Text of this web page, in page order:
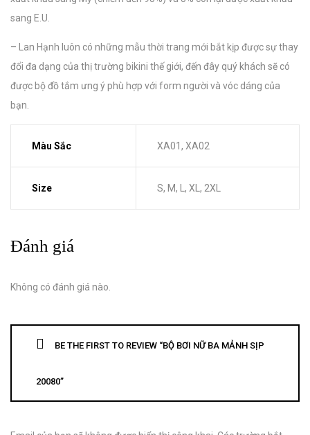
sang E.U.
– Lan Hạnh luôn có những mẫu thời trang mới bắt kịp được sự thay
đổi đa dạng của thị trường bikini thế giới, đến đây quý khách sẽ có
được bộ đồ tắm ưng ý phù hợp với form người và vóc dáng của
bạn.
Màu Sắc XA01, XA02
Size S, M, L, XL, 2XL
Đánh giá
Không có đánh giá nào.
BE THE FIRST TO REVIEW “BỘ BƠI NỮ BA MẢNH SỊP
20080”